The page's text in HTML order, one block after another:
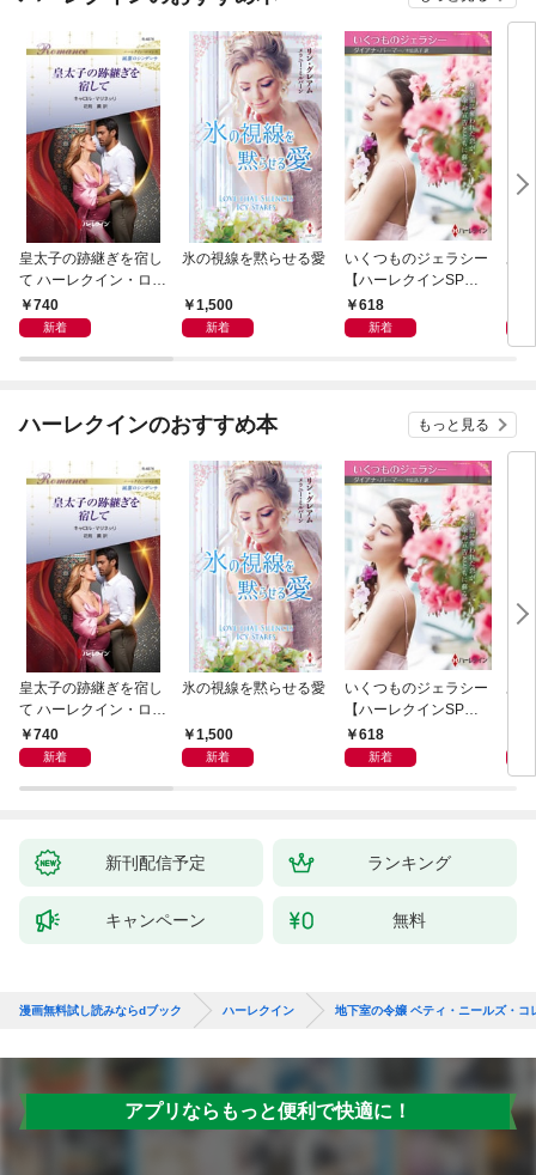
皇太子の跡継ぎを宿し
て ハーレクイン・ロマ
ンス～純潔のシンデレ
ラ～
740
新着
氷の視線を黙らせる愛
1,500
新着
いくつものジェラシー
【ハーレクインSP文
庫版】
618
新着
あ
レ
ク
ハーレクインのおすすめ本 もっと見る
皇太子の跡継ぎを宿し
て ハーレクイン・ロマ
ンス～純潔のシンデレ
ラ～
740
新着
氷の視線を黙らせる愛
1,500
新着
いくつものジェラシー
【ハーレクインSP文
庫版】
618
新着
あ
レ
ク
新刊配信予定 ランキング
キャンペーン 無料
漫画無料試し読みならdブック ハーレクイン 地下室の令嬢 ベティ・ニールズ・
アプリならもっと便利で快適に！